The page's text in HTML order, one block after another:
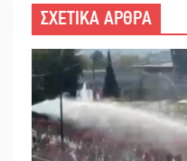
ΣΧΕΤΙΚΑ ΑΡΘΡΑ